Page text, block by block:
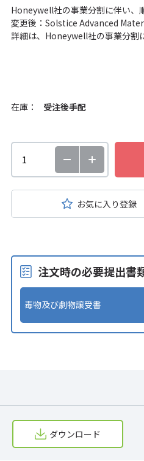
Honeywell社の事業分割に伴い、
変更後：Solstice Advanced
詳細は、Honeywell社の事業分割
在庫： 受注後手配
お気に入り登録
注文時の必要提出書
毒物及び劇物譲受書
ダウンロード